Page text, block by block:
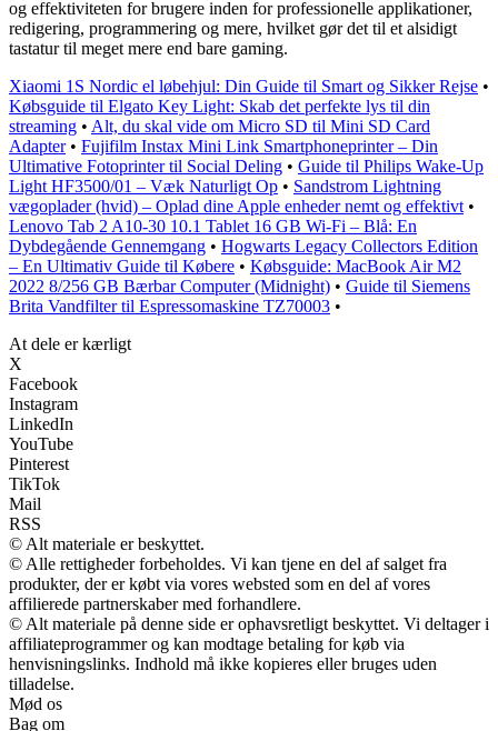
og effektiviteten for brugere inden for professionelle applikationer,
redigering, programmering og mere, hvilket gør det til et alsidigt
tastatur til meget mere end bare gaming.
Xiaomi 1S Nordic el løbehjul: Din Guide til Smart og Sikker Rejse •
Købsguide til Elgato Key Light: Skab det perfekte lys til din
streaming • Alt, du skal vide om Micro SD til Mini SD Card
Adapter• Fujifilm Instax Mini Link Smartphoneprinter – Din
Ultimative Fotoprinter til Social Deling • Guide til Philips Wake-Up
Light HF3500/01 – Væk Naturligt Op • Sandstrom Lightning
vægoplader (hvid) – Oplad dine Apple enheder nemt og effektivt •
Lenovo Tab 2 A10-30 10.1 Tablet 16 GB Wi-Fi – Blå: En
Dybdegående Gennemgang • Hogwarts Legacy Collectors Edition
– En Ultimativ Guide til Købere • Købsguide: MacBook Air M2
2022 8/256 GB Bærbar Computer (Midnight) • Guide til Siemens
Brita Vandfilter til Espressomaskine TZ70003 •
At dele er kærligt
X
Facebook
Instagram
LinkedIn
YouTube
Pinterest
TikTok
Mail
RSS
© Alt materiale er beskyttet.
© Alle rettigheder forbeholdes. Vi kan tjene en del af salget fra
produkter, der er købt via vores websted som en del af vores
affilierede partnerskaber med forhandlere.
© Alt materiale på denne side er ophavsretligt beskyttet. Vi deltager i
affiliateprogrammer og kan modtage betaling for køb via
henvisningslinks. Indhold må ikke kopieres eller bruges uden
tilladelse.
Mød os
Bag om